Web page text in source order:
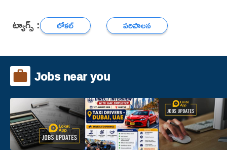
ట్యాగ్స్ : లోకల్ పరిపాలన
Jobs near you